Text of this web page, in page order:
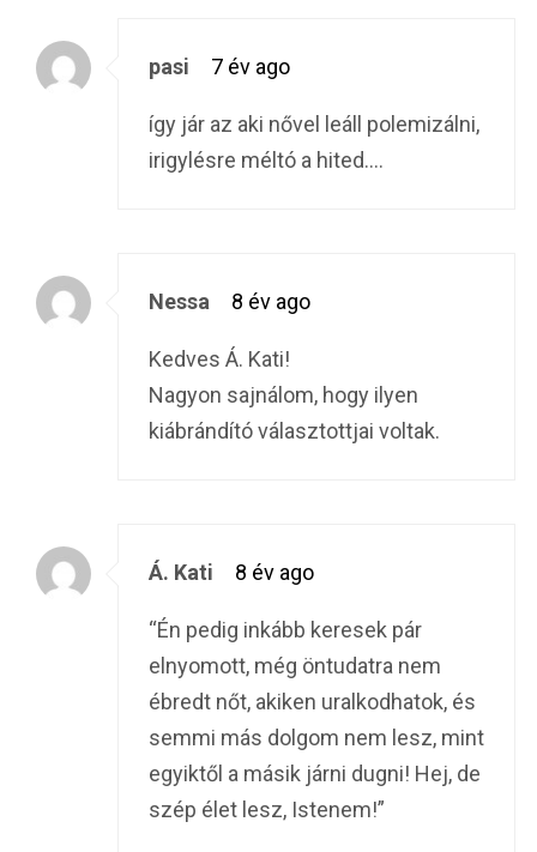
pasi 7 év ago
így jár az aki nővel leáll polemizálni,
irigylésre méltó a hited….
Nessa 8 év ago
Kedves Á. Kati!
Nagyon sajnálom, hogy ilyen
kiábrándító választottjai voltak.
Á. Kati 8 év ago
“Én pedig inkább keresek pár
elnyomott, még öntudatra nem
ébredt nőt, akiken uralkodhatok, és
semmi más dolgom nem lesz, mint
egyiktől a másik járni dugni! Hej, de
szép élet lesz, Istenem!”